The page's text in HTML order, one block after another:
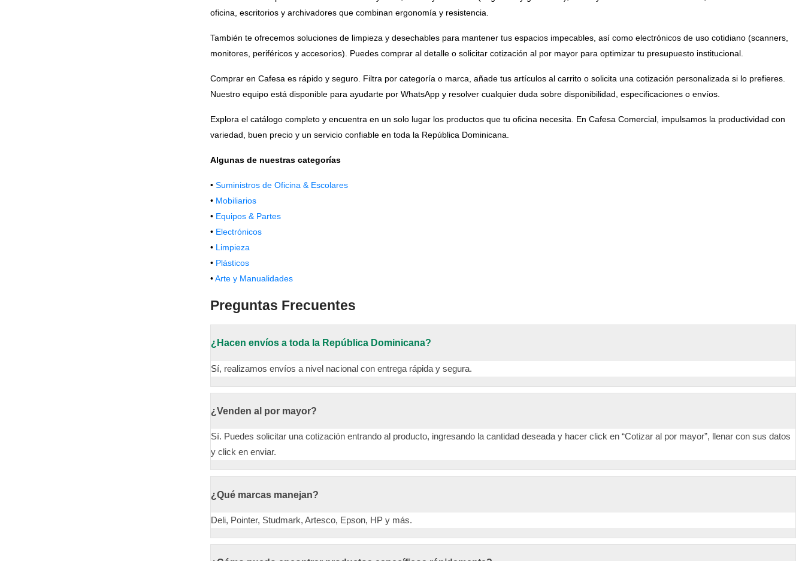
oficina, escritorios y archivadores que combinan ergonomía y resistencia.
También te ofrecemos soluciones de limpieza y desechables para mantener tus espacios impecables, así como electrónicos de uso cotidiano (scanners,
monitores, periféricos y accesorios). Puedes comprar al detalle o solicitar cotización al por mayor para optimizar tu presupuesto institucional.
Comprar en Cafesa es rápido y seguro. Filtra por categoría o marca, añade tus artículos al carrito o solicita una cotización personalizada si lo prefieres.
Nuestro equipo está disponible para ayudarte por WhatsApp y resolver cualquier duda sobre disponibilidad, especificaciones o envíos.
Explora el catálogo completo y encuentra en un solo lugar los productos que tu oficina necesita. En Cafesa Comercial, impulsamos la productividad con
variedad, buen precio y un servicio confiable en toda la República Dominicana.
Algunas de nuestras categorías
• Suministros de Oficina & Escolares
• Mobiliarios
• Equipos & Partes
• Electrónicos
• Limpieza
• Plásticos
•Arte y Manualidades
Preguntas Frecuentes
¿Hacen envíos a toda la República Dominicana?
Sí, realizamos envíos a nivel nacional con entrega rápida y segura.
¿Venden al por mayor?
Sí. Puedes solicitar una cotización entrando al producto, ingresando la cantidad deseada y hacer click en “Cotizar al por mayor”, llenar con sus datos
y click en enviar.
¿Qué marcas manejan?
Deli, Pointer, Studmark, Artesco, Epson, HP y más.